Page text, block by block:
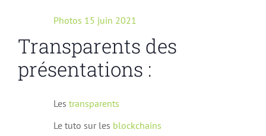
Photos 15 juin 2021
Transparents des
présentations :
Les transparents
Le tuto sur les blockchains